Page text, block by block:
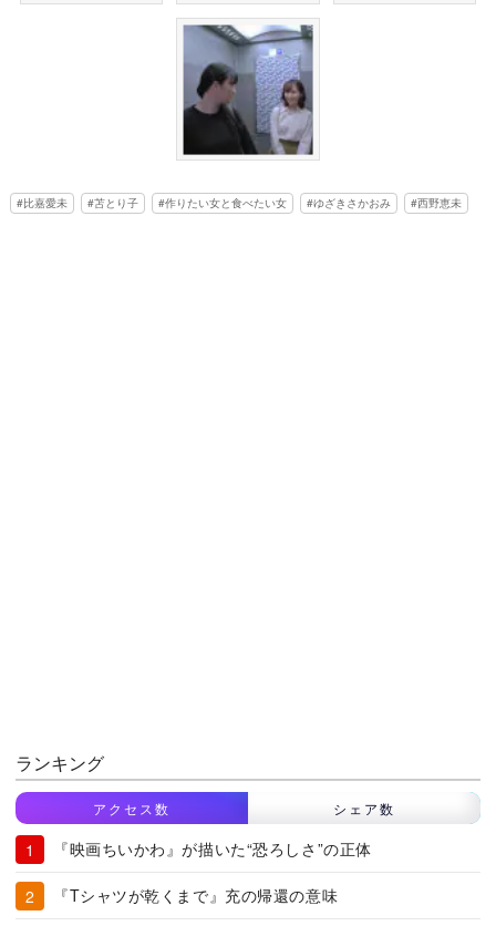
比嘉愛未 苫とり子 作りたい女と食べたい女 ゆざきさかおみ 西野恵未
ランキング
アクセス数 シェア数
『映画ちいかわ』が描いた“恐ろしさ”の正体
『Tシャツが乾くまで』充の帰還の意味